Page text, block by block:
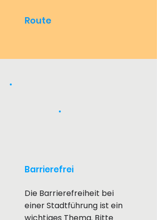
Route
Barrierefrei
Die Barrierefreiheit bei
einer Stadtführung ist ein